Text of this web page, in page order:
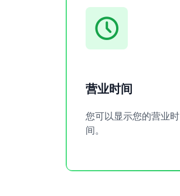
营业时间
您可以显示您的营业时
间。